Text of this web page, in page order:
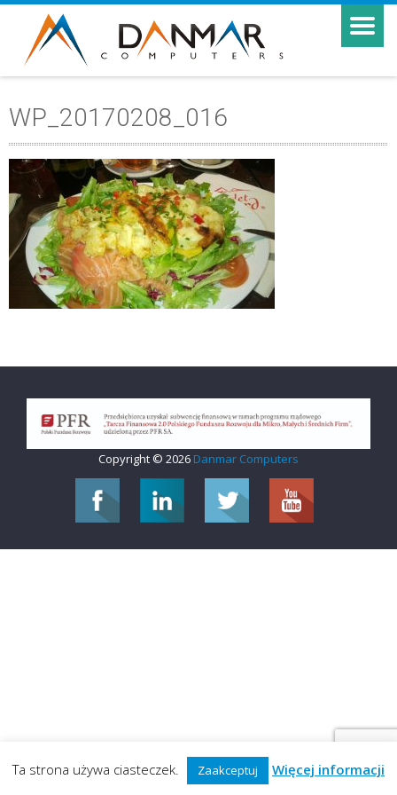
WP_20170208_016
Copyright © 2026 Danmar Computers
Ta strona używa ciasteczek. Zaakceptuj Więcej informacji